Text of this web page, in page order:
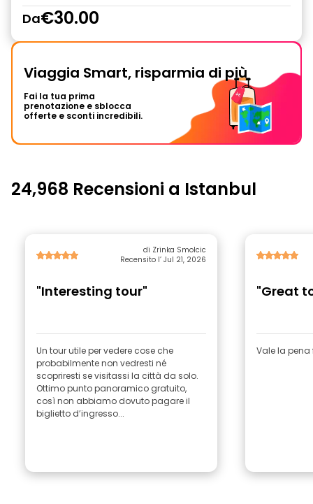
Da€30.00
Viaggia Smart, risparmia di più
Fai la tua prima
prenotazione e sblocca
offerte e sconti incredibili.
24,968 Recensioni a Istanbul
di Zrinka Smolcic
Recensito l’ Jul 21, 2026
"Interesting tour"
Un tour utile per vedere cose che
probabilmente non vedresti né
scopriresti se visitassi la città da solo.
Ottimo punto panoramico gratuito,
così non abbiamo dovuto pagare il
biglietto d’ingresso...
"Great
Vale la pena